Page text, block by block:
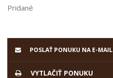
Pridané
POSLAŤ PONUKU NA E-MAIL
VYTLAČIŤ PONUKU